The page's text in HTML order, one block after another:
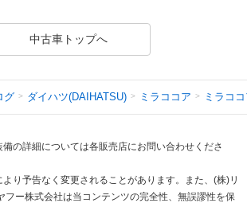
中古車トップへ
グ ダイハツ(DAIHATSU) ミラココア ミラコ
の詳細については各販売店にお問い合わせくださ
り予告なく変更されることがあります。また、(株)リ
フー株式会社は当コンテンツの完全性、無誤謬性を保